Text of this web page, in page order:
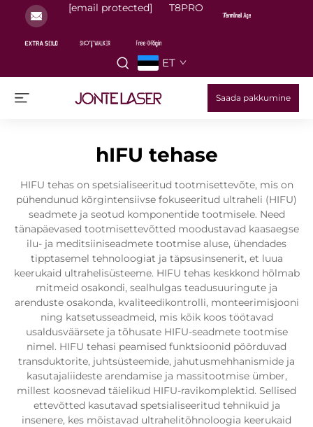
[email protected] T8PRO
ET
Saada pakkumine
hIFU tehase
HIFU tehas on spetsialiseeritud tootmisettevõte, mis on
pühendunud kõrgintensiivse fokuseeritud ultraheli (HIFU)
seadmete ja seotud komponentide tootmisele. Need
tänapäevased tootmisettevõtted moodustavad kaasaegse
ilu- ja meditsiiniseadmete tootmise aluse, ühendades
tipptasemel tehnoloogiat ja täpsusinsenerit, et luua
keerukaid ultrahelisüsteeme. HIFU tehas keskkond hõlmab
mitmeid osakondi, sealhulgas teadusuuringute ja
arenduste osakonda, kvaliteedikontrolli, monteerimisjooni
ning katsetusseadmeid, mis kõik koos töötavad
usaldusväärsete ja tõhusate HIFU-seadmete tootmise
nimel. HIFU tehasi peamised funktsioonid pöörduvad
transduktorite, juhtsüsteemide, jahutusmehhanismide ja
kasutajaliideste arendamise ja massitootmise ümber,
millest koosnevad täielikud HIFU-ravikomplektid. Sellised
ettevõtted kasutavad spetsialiseeritud tehnikuid ja
insenere, kes mõistavad ultrahelitõhnoloogia keerukaid